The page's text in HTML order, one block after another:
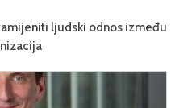
ljudski odnos između